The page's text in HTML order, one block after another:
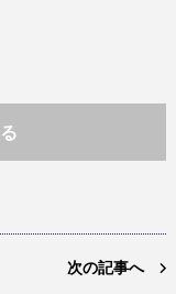
次の記事へ